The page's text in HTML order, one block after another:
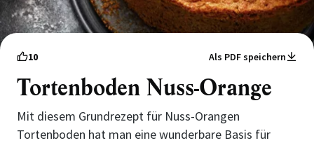
10 Als PDF speichern
Tortenboden Nuss-Orange
Mit diesem Grundrezept für Nuss-Orangen
Tortenboden hat man eine wunderbare Basis für